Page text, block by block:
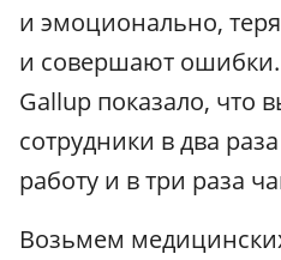
и эмоционально,
и совершают
Gallup показало, что
сотрудники в два
работу и в три раза
Возьмем